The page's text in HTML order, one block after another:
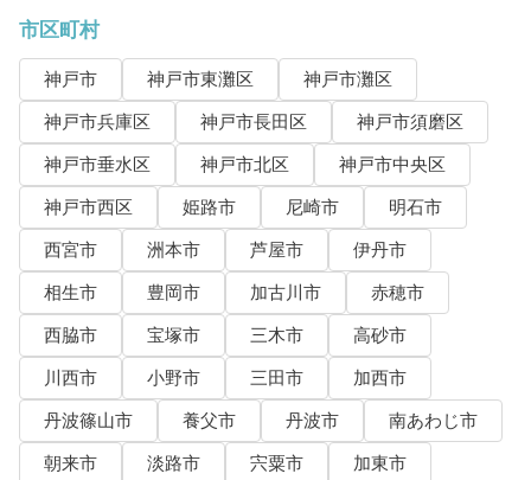
市区町村
神戸市 神戸市東灘区
神戸市灘区
神戸市兵庫区
神戸市長田区
神戸市須磨区
神戸市垂水区
神戸市北区
神戸市中央区
神戸市西区
姫路市 尼崎市
明石市
西宮市
洲本市 芦屋市
伊丹市
相生市
豊岡市 加古川市
赤穂市
西脇市
宝塚市 三木市
高砂市
川西市
小野市 三田市
加西市
丹波篠山市
養父市 丹波市
南あわじ市
朝来市
淡路市 宍粟市
加東市